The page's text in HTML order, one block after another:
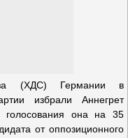
(ХДС) Германии в
избрали Аннегрет
голосования она на 35
от оппозиционного